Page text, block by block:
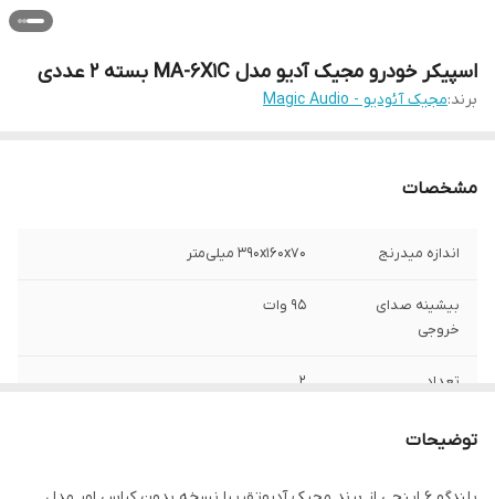
اسپیکر خودرو مجیک آدیو مدل MA-6X1C بسته 2 عددی
برند:مجیک آئودیو - Magic Audio
مشخصات
اندازه میدرنج ۳۹۰x۱۶۰x۷۰ میلی‌متر
بیشینه صدای
خروجی
۹۵ وات
تعداد ۲
سایز
توضیحات